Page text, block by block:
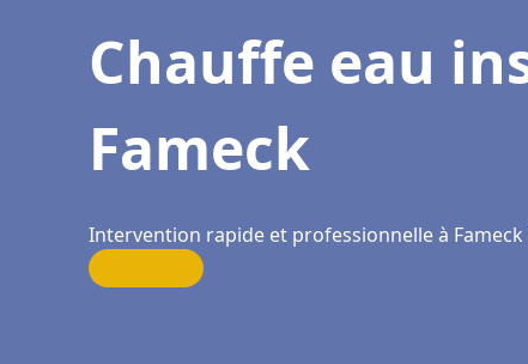
Chauffe eau
Fameck
Intervention rapide et professionnelle à Fameck